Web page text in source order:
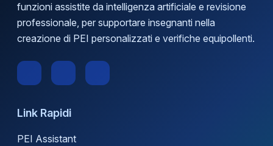
funzioni assistite da intelligenza artificiale e revisione
professionale, per supportare insegnanti nella
creazione di PEI personalizzati e verifiche equipollenti.
Link Rapidi
PEI Assistant